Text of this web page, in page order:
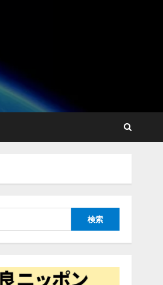
グ動画公開 「もしAIが自分
を分析したら、すぐ休めと
言われる自信がある」「昨
年の夏はカブトムシを捕ま
アシストAIテラス、ガバナ
ンス機能を備えたAIエージ
ェントプラットフォーム
「QueryPie AIP」を提供開
2026/08/06/11:53:44
いて 企業法務系70事務所
2026/08/06/11:53:44
ZETAアライアンス、AIとIoT
「Agentic IoT Lab」を設立
2026/08/06/11:53:44